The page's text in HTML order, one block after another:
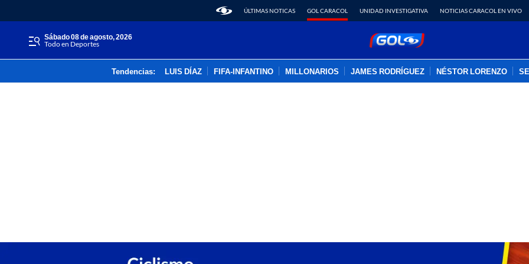
ÚLTIMAS NOTICAS GOL CARACOL UNIDAD INVESTIGATIVA NOTICIAS CARACOL EN VIVO
sábado 08 de agosto, 2026
Todo en Deportes
Tendencias: LUIS DÍAZ FIFA-INFANTINO MILLONARIOS JAMES RODRÍGUEZ NÉSTOR LORENZO